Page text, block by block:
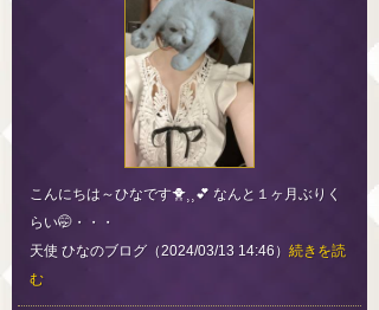
こんにちは～ひなです🐥⸒⸒💕 なんと１ヶ月ぶりく
らい🤭・・・
天使 ひなのブログ（2024/03/13 14:46） 続きを読
む